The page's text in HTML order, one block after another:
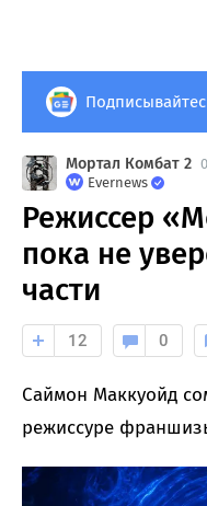
Мортал Комбат 2
Evernews
Режиссер
пока не
части
12 0
Саймон Маккуойд
режиссуре